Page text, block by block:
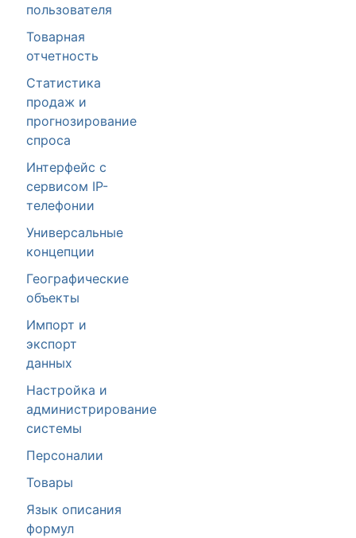
пользователя
Товарная
отчетность
Статистика
продаж и
прогнозирование
спроса
Интерфейс с
сервисом IP-
телефонии
Универсальные
концепции
Географические
объекты
Импорт и
экспорт
данных
Настройка и
администрирование
системы
Персоналии
Товары
Язык описания
формул